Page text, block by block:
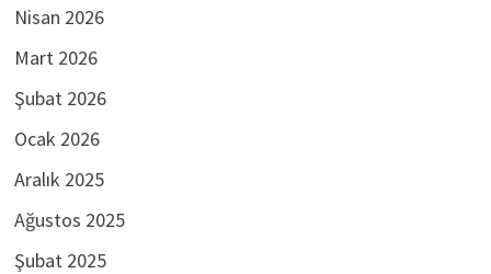
Nisan 2026
Mart 2026
Şubat 2026
Ocak 2026
Aralık 2025
Ağustos 2025
Şubat 2025